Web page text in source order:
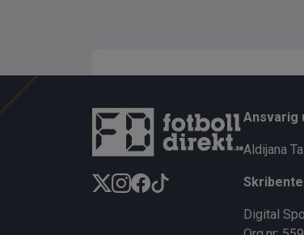
Ansvarig
Aldijana
Digital